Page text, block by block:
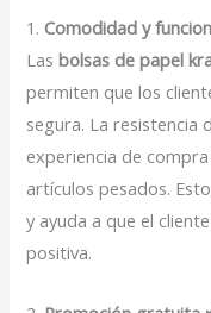
1. Comodidad y
Lasbolsas de papel
permiten que los
segura. La resistencia
experiencia de
artículos pesados.
y ayuda a que el
positiva.